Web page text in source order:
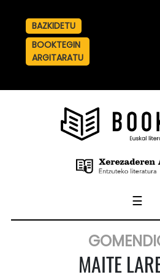
BAZKIDETU
BOOKTEGIN
ARGITARATU
☰
MAITE